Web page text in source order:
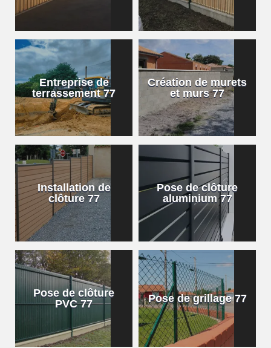
Entreprise de
terrassement 77
Création de murets
et murs 77
Installation de
clôture 77
Pose de clôture
aluminium 77
Pose de clôture
PVC 77
Pose de grillage 77